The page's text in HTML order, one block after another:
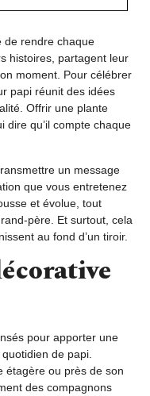
de rendre chaque
histoires, partagent leur
moment. Pour célébrer
papi réunit des idées
Offrir une plante
dire qu’il compte chaque
un message
que vous entretenez
et évolue, tout
père. Et surtout, cela
au fond d’un tiroir.
pour apporter une
de papi.
étagère ou près de son
des compagnons